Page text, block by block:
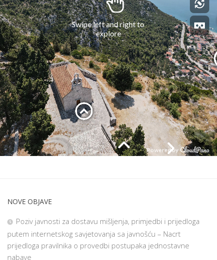
NOVE OBJAVE
Poziv javnosti za dostavu mišljenja, primjedbi i prijedloga
putem internetskog savjetovanja sa javnošću – Nacrt
prijedloga pravilnika o provedbi postupaka jednostavne
nabave